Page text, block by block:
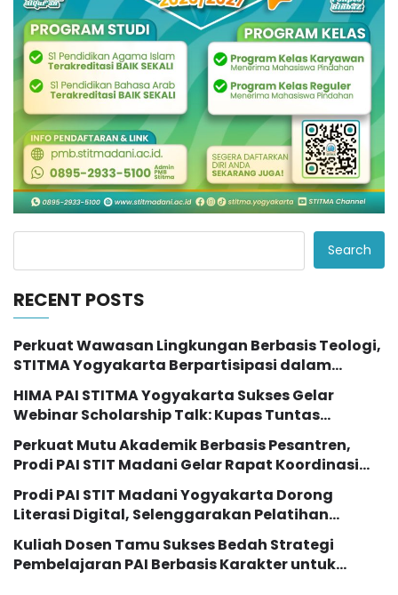
Search
RECENT POSTS
Perkuat Wawasan Lingkungan Berbasis Teologi,
STITMA Yogyakarta Berpartisipasi dalam
Seminar Internasional “The Transformation of
Eco Theology Education”
HIMA PAI STITMA Yogyakarta Sukses Gelar
Webinar Scholarship Talk: Kupas Tuntas
Peluang Studi Lanjut dengan Beasiswa LPDP
Perkuat Mutu Akademik Berbasis Pesantren,
Prodi PAI STIT Madani Gelar Rapat Koordinasi
dan Evaluasi Kurikulum
Prodi PAI STIT Madani Yogyakarta Dorong
Literasi Digital, Selenggarakan Pelatihan
Pemanfaatan AI bagi Mahasiswi
Kuliah Dosen Tamu Sukses Bedah Strategi
Pembelajaran PAI Berbasis Karakter untuk